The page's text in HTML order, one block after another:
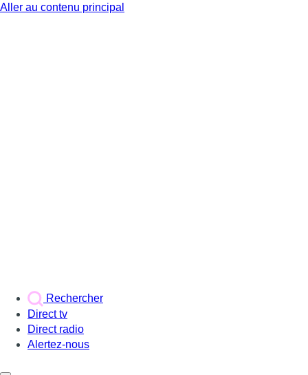
Aller au contenu principal
Rechercher
Direct tv
Direct radio
Alertez-nous